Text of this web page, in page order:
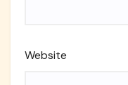
Website